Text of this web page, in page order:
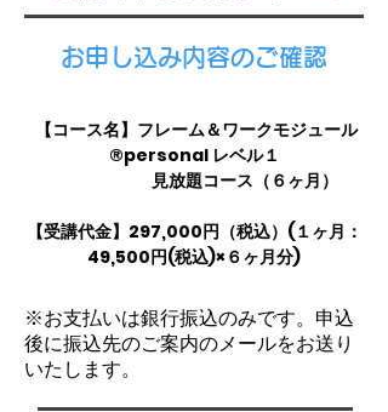
​お申し込み内容のご確認
【コース名】フレーム＆ワークモジュール
®️personal レベル１
見放題コース（６ ヶ月）
【受講代金】297,000円（税込）(１ヶ月：
49,500円(税込)×６ヶ月分)
※お支払いは銀行振込のみです。申込
後に振込先のご案内のメールをお送り
いたします。